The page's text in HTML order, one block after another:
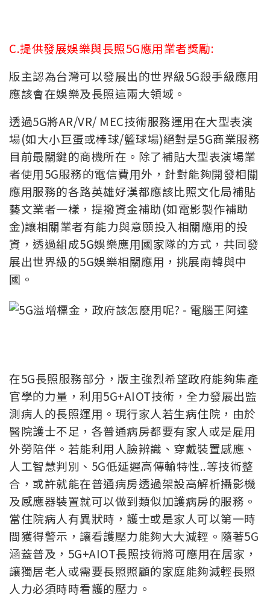
C.提供發展娛樂與長照5G應用業者獎勵:
版主認為台灣可以發展出的世界級5G殺手級應用
應該會在娛樂及長照這兩大領域。
透過5G將AR/VR/ MEC技術服務運用在大型表演
場(如大小巨蛋或棒球/籃球場)絕對是5G商業服務
目前最關鍵的商機所在。除了補貼大型表演場業
者使用5G服務的電信費用外，針對能夠開發相關
應用服務的各路英雄好漢都應該比照文化局補貼
藝文業者一樣，提撥資金補助(如電影製作補助
金)讓相關業者有能力與意願投入相關應用的投
資，透過組成5G娛樂應用國家隊的方式，共同發
展出世界級的5G娛樂相關應用，挑展南韓與中
國。
在5G長照服務部分，版主強烈希望政府能夠集產
官學的力量，利用5G+AIOT技術，全力發展出監
測病人的長照運用。現行家人若生病住院，由於
醫院護士不足，各普通病房都要有家人或是雇用
外勞陪伴。若能利用人臉辨識、穿戴裝置感應、
人工智慧判別、5G低延遲高傳輸特性..等技術整
合，或許就能在普通病房透過架設高解析攝影機
及感應器裝置就可以做到類似加護病房的服務。
當住院病人有異狀時，護士或是家人可以第一時
間獲得警示，讓看護壓力能夠大大減輕。隨著5G
涵蓋普及，5G+AIOT長照技術將可應用在居家，
讓獨居老人或需要長照照顧的家庭能夠減輕長照
人力必須時時看護的壓力。